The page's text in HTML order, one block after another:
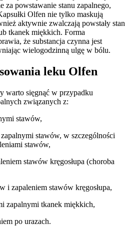
za powstawanie stanu zapalnego,
Olfen nie tylko maskują
aktywnie zwalczają powstały stan
tkanek miękkich. Forma
że substancja czynna jest
wielogodzinną ulgę w bólu.
leku Olfen
warto sięgnąć w przypadku
związanych z:
stawów,
stawów, w szczególności
stawów,
stawów kręgosłupa (choroba
i zapaleniem stawów kręgosłupa,
zapalnymi tkanek miękkich,
po urazach.